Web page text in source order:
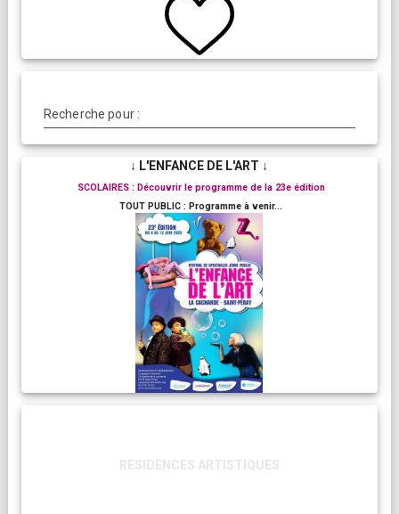
Recherche pour :
↓ L'ENFANCE DE L'ART ↓
SCOLAIRES : Découvrir le programme de la 23e édition
TOUT PUBLIC : Programme à venir...
RESIDENCES ARTISTIQUES